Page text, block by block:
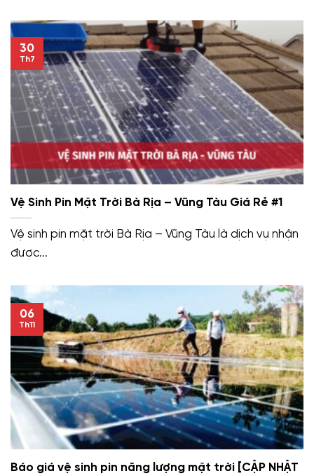
Vệ Sinh Pin Mặt Trời Bà Rịa – Vũng Tàu Giá Rẻ #1
Vệ sinh pin mặt trời Bà Rịa – Vũng Tàu là dịch vụ nhận
được...
30
Th7
Báo giá vệ sinh pin năng lượng mặt trời [CẬP NHẬT
06
Th11